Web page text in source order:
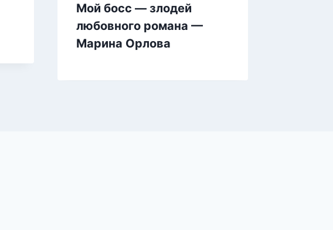
Мой босс — злодей
любовного романа —
Марина Орлова